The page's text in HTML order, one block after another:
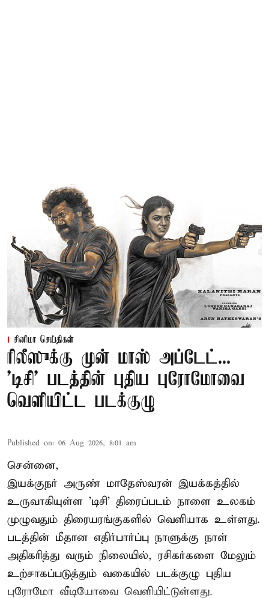
சினிமா செய்திகள்
ரிலீஸுக்கு முன் மாஸ் அப்டேட்...
'டிசி' படத்தின் புதிய புரோமோவை
வெளியிட்ட படக்குழு
Published on: 06 Aug 2026, 8:01 am
சென்னை,
இயக்குநர் அருண் மாதேஸ்வரன் இயக்கத்தில்
உருவாகியுள்ள 'டிசி' திரைப்படம் நாளை உலகம்
முழுவதும் திரையரங்குகளில் வெளியாக உள்ளது.
படத்தின் மீதான எதிர்பார்ப்பு நாளுக்கு நாள்
அதிகரித்து வரும் நிலையில், ரசிகர்களை மேலும்
உற்சாகப்படுத்தும் வகையில் படக்குழு புதிய
புரோமோ வீடியோவை வெளியிட்டுள்ளது.